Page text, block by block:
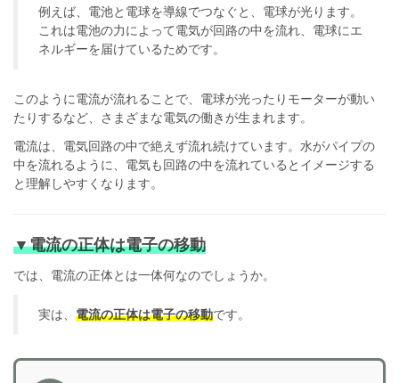
例えば、電池と電球を導線でつなぐと、電球が光ります。
これは電池の力によって電気が回路の中を流れ、電球にエ
ネルギーを届けているためです。
このように電流が流れることで、電球が光ったりモーターが動い
たりするなど、さまざまな電気の働きが生まれます。
電流は、電気回路の中で絶えず流れ続けています。水がパイプの
中を流れるように、電気も回路の中を流れているとイメージする
と理解しやすくなります。
▼電流の正体は電子の移動
では、電流の正体とは一体何なのでしょうか。
実は、 電流の正体は電子の移動です。